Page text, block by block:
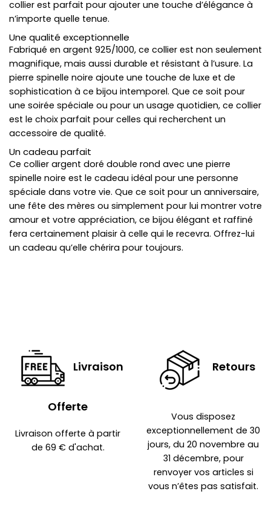
collier est parfait pour ajouter une touche d’élégance à
n’importe quelle tenue.
Une qualité exceptionnelle
Fabriqué en argent 925/1000, ce collier est non seulement
magnifique, mais aussi durable et résistant à l’usure. La
pierre spinelle noire ajoute une touche de luxe et de
sophistication à ce bijou intemporel. Que ce soit pour
une soirée spéciale ou pour un usage quotidien, ce collier
est le choix parfait pour celles qui recherchent un
accessoire de qualité.
Un cadeau parfait
Ce collier argent doré double rond avec une pierre
spinelle noire est le cadeau idéal pour une personne
spéciale dans votre vie. Que ce soit pour un anniversaire,
une fête des mères ou simplement pour lui montrer votre
amour et votre appréciation, ce bijou élégant et raffiné
fera certainement plaisir à celle qui le recevra. Offrez-lui
un cadeau qu’elle chérira pour toujours.
Livraison
Offerte
Livraison offerte à partir
de 69 € d'achat.
Retours
Vous disposez
exceptionnellement de 30
jours, du 20 novembre au
31 décembre, pour
renvoyer vos articles si
vous n’êtes pas satisfait.